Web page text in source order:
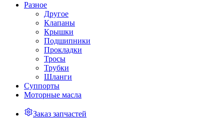
Разное
Другое
Клапаны
Крышки
Подшипники
Прокладки
Тросы
Трубки
Шланги
Суппорты
Моторные масла
Заказ запчастей